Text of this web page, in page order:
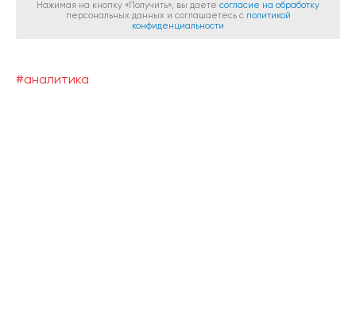
Нажимая на кнопку «Получить», вы даете согласие на обработку
персональных данных и соглашаетесь c политикой
конфиденциальности
#аналитика